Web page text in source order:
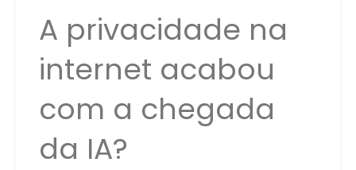
A privacidade na
internet acabou
com a chegada
da IA?